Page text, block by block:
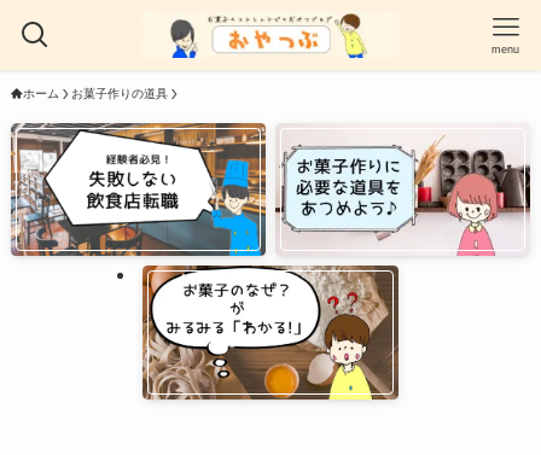
menu
ホーム お菓子作りの道具